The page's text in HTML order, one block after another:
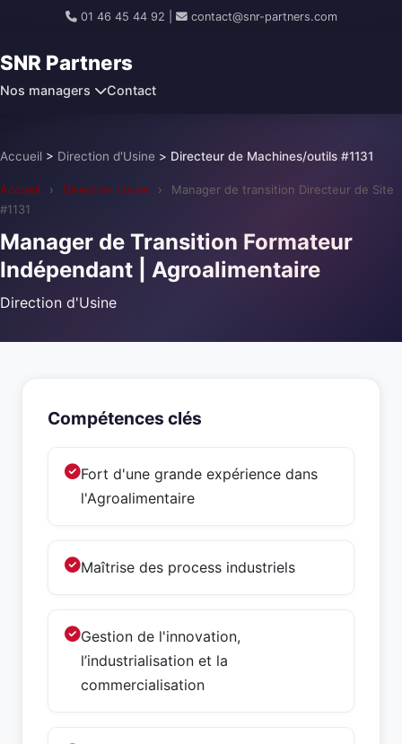
01 46 45 44 92 contact@snr-partners.com
SNR Partners
Nos managers Contact
Accueil > Direction d'Usine > Directeur de Machines/outils #1131
Accueil › Direction Usine ›
Manager de transition Directeur de Site
#1131
Manager de Transition Formateur
Indépendant | Agroalimentaire
Direction d'Usine
Compétences clés
Fort d'une grande expérience dans
l'Agroalimentaire
Maîtrise des process industriels
Gestion de l'innovation,
l’industrialisation et la
commercialisation